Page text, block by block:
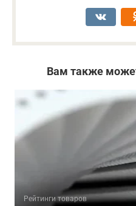
Вам также
Рейтинги товаров